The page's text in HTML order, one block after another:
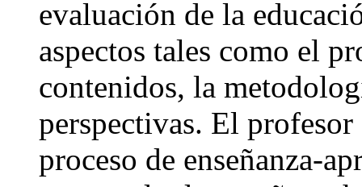
evaluación de la
aspectos tales como el
contenidos, la
perspectivas. El
proceso de enseñanza-